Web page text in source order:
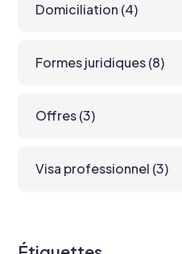
Domiciliation (4)
Formes juridiques (8)
Offres (3)
Visa professionnel (3)